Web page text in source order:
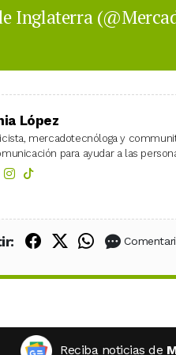
Inglaterra
López
mercadotecnóloga y
para ayudar a las
Compartir en
Compartir en
Compartir
Reciba noticias de